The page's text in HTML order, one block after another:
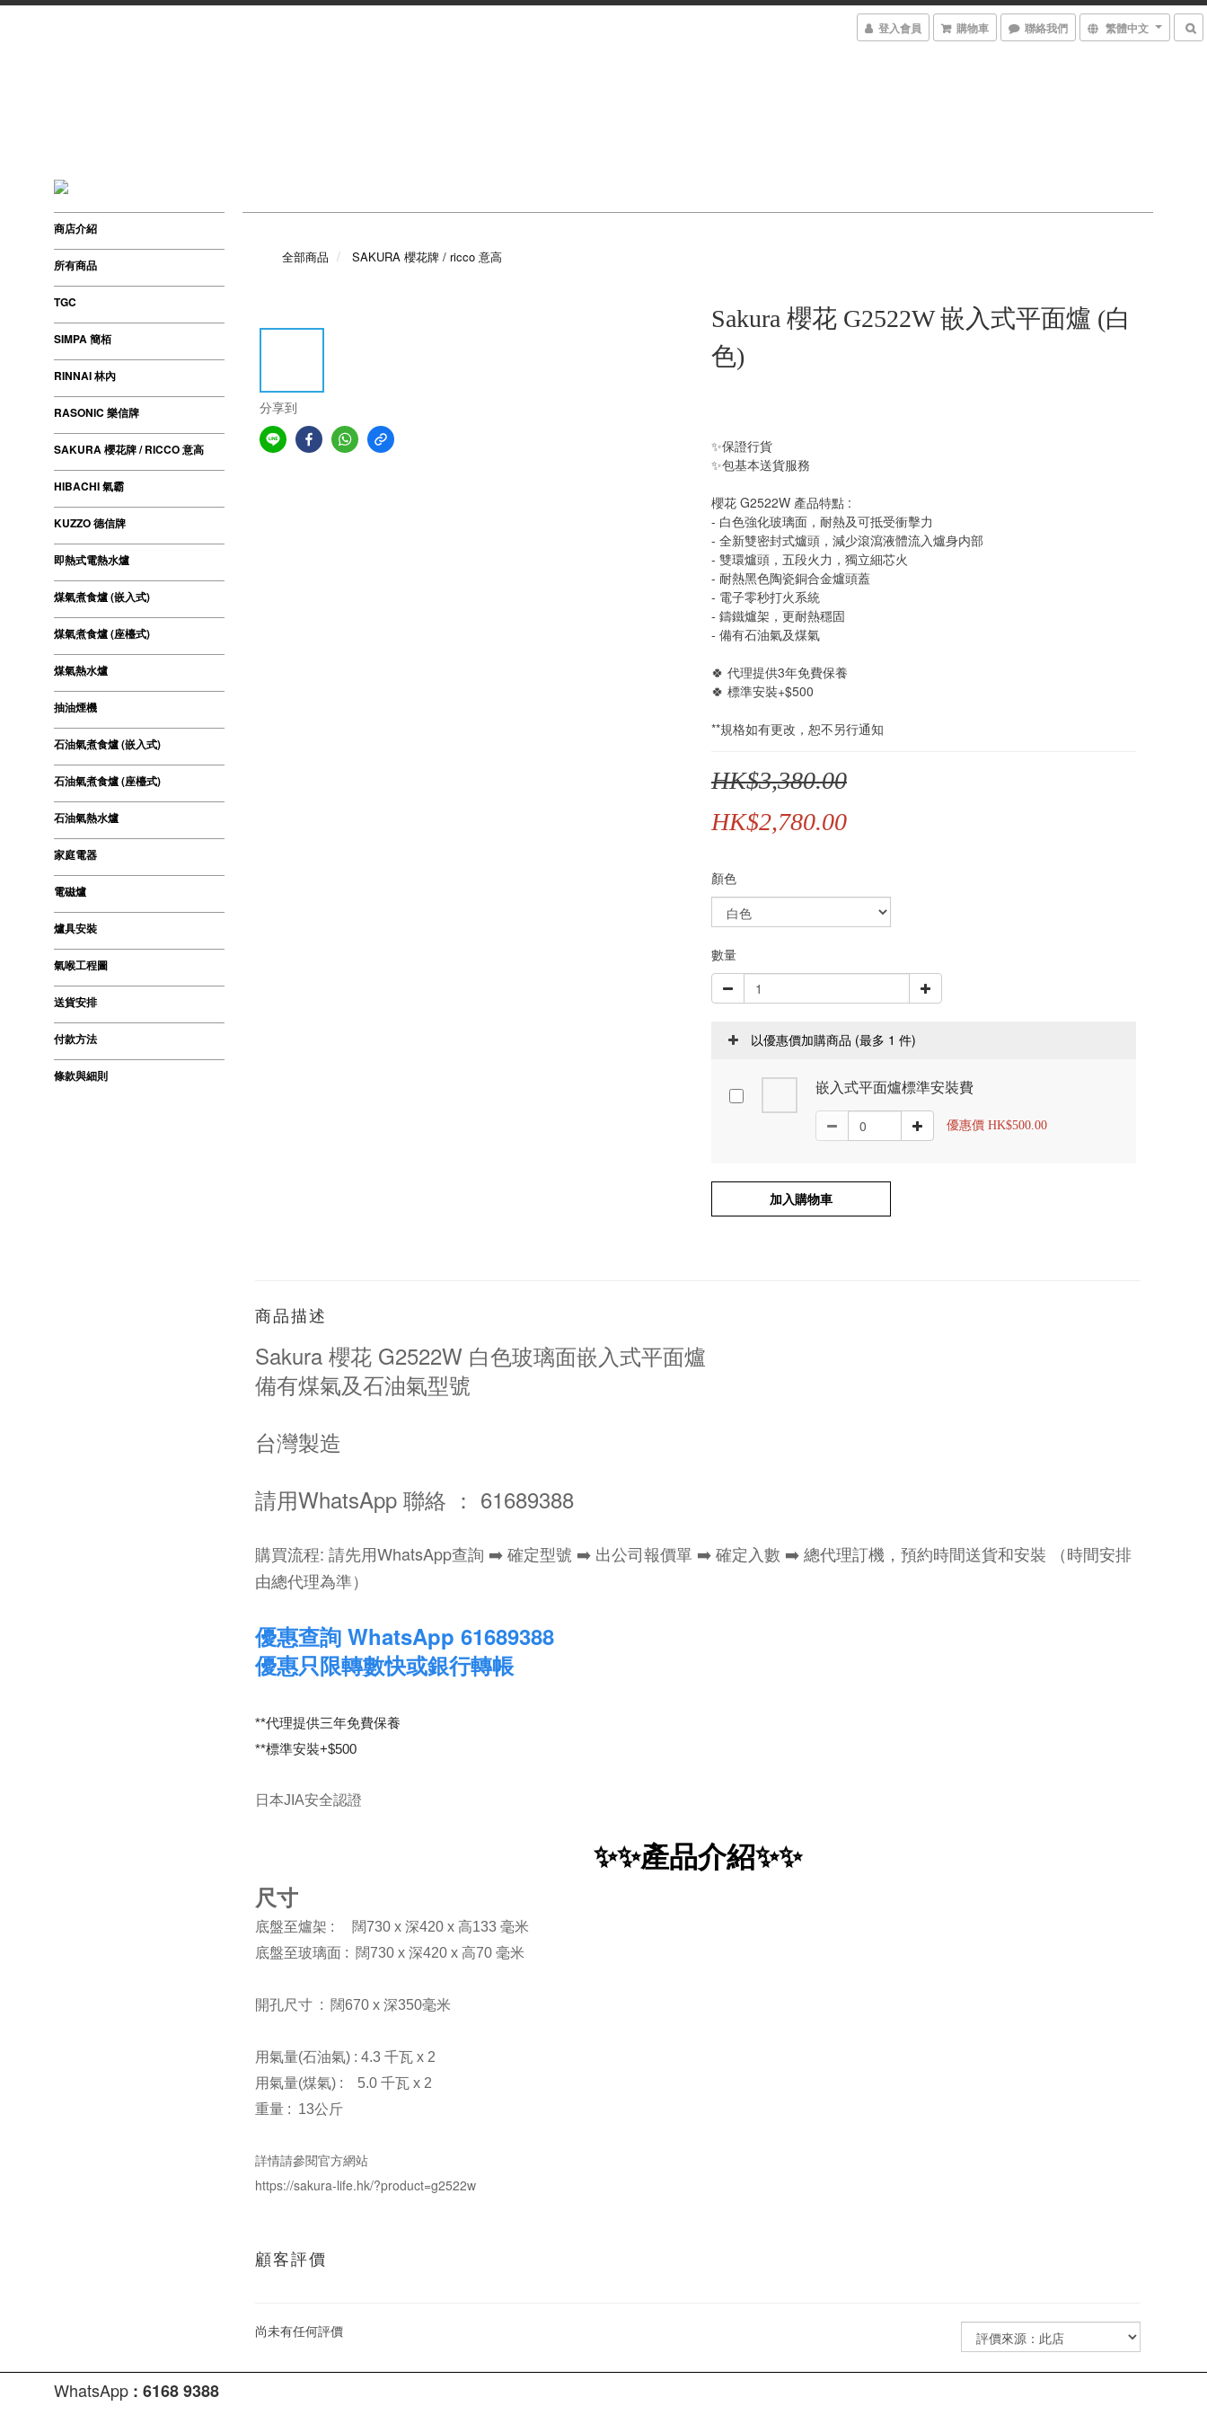
登入會員 購物車 聯絡我們 繁體中文
商店介紹
所有商品
TGC
SIMPA 簡栢
RINNAI 林內
RASONIC 樂信牌
SAKURA 櫻花牌 / RICCO 意高
HIBACHI 氣霸
KUZZO 德信牌
即熱式電熱水爐
煤氣煮食爐 (嵌入式)
煤氣煮食爐 (座檯式)
煤氣熱水爐
抽油煙機
石油氣煮食爐 (嵌入式)
石油氣煮食爐 (座檯式)
石油氣熱水爐
家庭電器
電磁爐
爐具安裝
氣喉工程圖
送貨安排
付款方法
條款與細則
全部商品 SAKURA 櫻花牌 / ricco 意高
分享到
Sakura 櫻花 G2522W 嵌入式平面爐 (白
色)
✨保證行貨
✨包基本送貨服務
櫻花 G2522W 產品特點 :
- 白色強化玻璃面，耐熱及可抵受衝擊力
- 全新雙密封式爐頭，減少滾瀉液體流入爐身内部
- 雙環爐頭，五段火力，獨立細芯火
- 耐熱黑色陶瓷銅合金爐頭蓋
- 電子零秒打火系統
- 鑄鐵爐架，更耐熱穩固
- 備有石油氣及煤氣
🍀 代理提供3年免費保養
🍀 標準安裝+$500
**規格如有更改，恕不另行通知
HK$3,380.00
HK$2,780.00
顏色
數量
以優惠價加購商品 (最多 1 件)
嵌入式平面爐標準安裝費
優惠價 HK$500.00
加入購物車
商品描述
Sakura 櫻花 G2522W 白色玻璃面嵌入式平面爐
備有煤氣及石油氣型號
台灣製造
請用WhatsApp 聯絡 ： 61689388
購買流程: 請先用WhatsApp查詢 ➡️ 確定型號 ➡️ 出公司報價單 ➡️ 確定入數 ➡️ 總代理訂機，預約時間送貨和安裝 （時間安排
由總代理為準）
優惠查詢 WhatsApp 61689388
優惠只限轉數快或銀行轉帳
**代理提供三年免費保養
**標準安裝+$500
日本JIA安全認證
✨✨產品介紹✨✨
尺寸
底盤至爐架 : 闊730 x 深420 x 高133 毫米
底盤至玻璃面 : 闊730 x 深420 x 高70 毫米
開孔尺寸 : 闊670 x 深350毫米
用氣量(石油氣) : 4.3 千瓦 x 2
用氣量(煤氣) : 5.0 千瓦 x 2
重量 : 13公斤
詳情請參閱官方網站
https://sakura-life.hk/?product=g2522w
顧客評價
尚未有任何評價
WhatsApp : 6168 9388